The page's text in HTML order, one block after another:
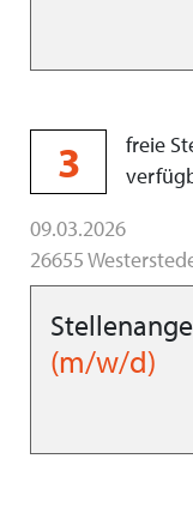
3
freie
09.03.2026
26655
(m/w/d)